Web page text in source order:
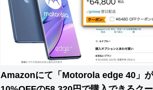
Amazonにて「Motorola edge 40」